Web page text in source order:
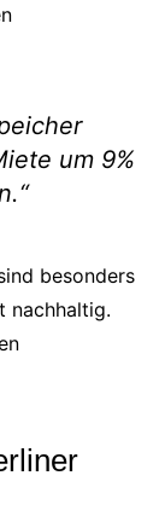
um 9%
besonders
nachhaltig.